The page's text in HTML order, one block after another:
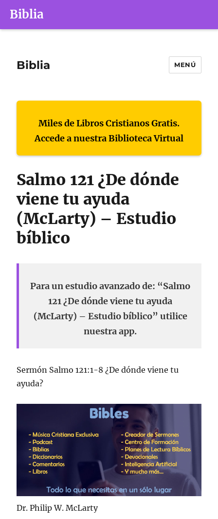
Biblia
Biblia MENÚ
Miles de Libros Cristianos Gratis.
Accede a nuestra Biblioteca Virtual
Salmo 121 ¿De dónde
viene tu ayuda
(McLarty) – Estudio
bíblico
Para un estudio avanzado de: “Salmo
121 ¿De dónde viene tu ayuda
(McLarty) – Estudio bíblico” utilice
nuestra app.
Sermón Salmo 121:1-8 ¿De dónde viene tu
ayuda?
Dr. Philip W. McLarty